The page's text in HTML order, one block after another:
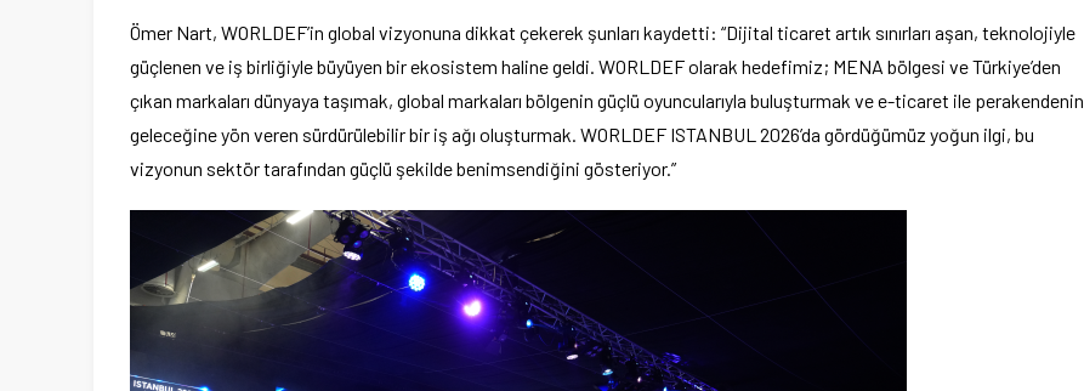
Ömer Nart, WORLDEF’in global vizyonuna dikkat çekerek şunları kaydetti: “Dijital ticaret artık sınırları aşan, teknolojiyle
güçlenen ve iş birliğiyle büyüyen bir ekosistem haline geldi. WORLDEF olarak hedefimiz; MENA bölgesi ve Türkiye’den
çıkan markaları dünyaya taşımak, global markaları bölgenin güçlü oyuncularıyla buluşturmak ve e-ticaret ile perakendenin
geleceğine yön veren sürdürülebilir bir iş ağı oluşturmak. WORLDEF ISTANBUL 2026’da gördüğümüz yoğun ilgi, bu
vizyonun sektör tarafından güçlü şekilde benimsendiğini gösteriyor.”